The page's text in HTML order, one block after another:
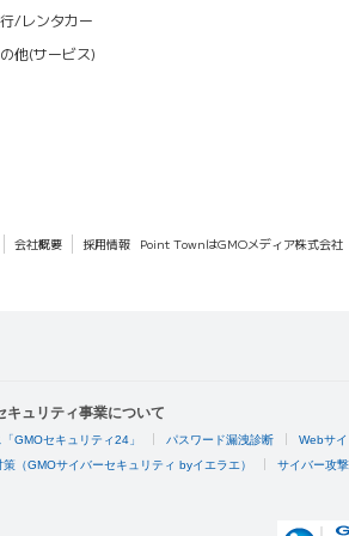
/レンタカー
他(サービス)
会社概要 採用情報 Point TownはGMOメディア株式会社
キュリティ事業について
GMOセキュリティ24」 パスワード漏洩診断 Webサ
（GMOサイバーセキュリティ byイエラエ） サイバー攻